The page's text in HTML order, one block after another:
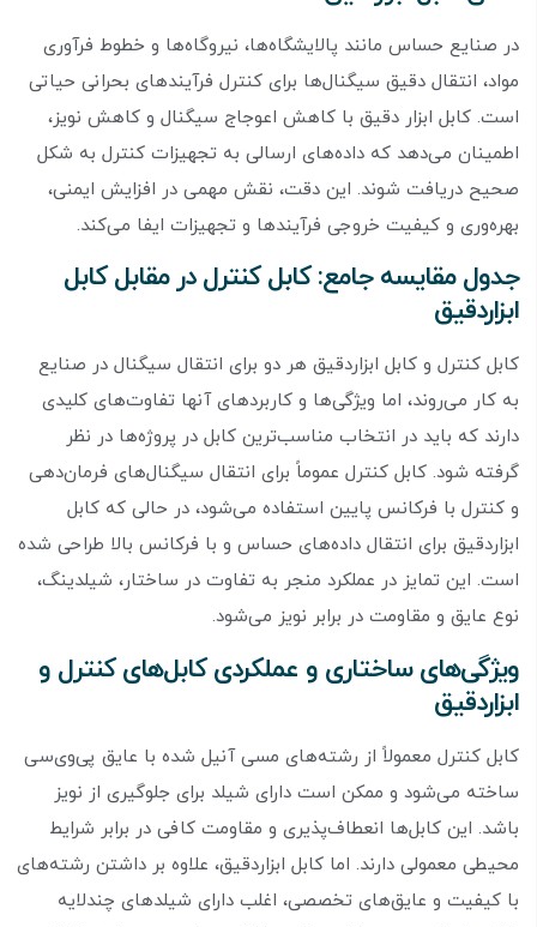
در صنایع حساس مانند پالایشگاه‌ها، نیروگاه‌ها و خطوط فرآوری
مواد، انتقال دقیق سیگنال‌ها برای کنترل فرآیندهای بحرانی حیاتی
است. کابل ابزار دقیق با کاهش اعوجاج سیگنال و کاهش نویز،
اطمینان می‌دهد که داده‌های ارسالی به تجهیزات کنترل به شکل
صحیح دریافت شوند. این دقت، نقش مهمی در افزایش ایمنی،
بهره‌وری و کیفیت خروجی فرآیندها و تجهیزات ایفا می‌کند.
جدول مقایسه جامع: کابل کنترل در مقابل کابل
ابزاردقیق
کابل کنترل و کابل ابزاردقیق هر دو برای انتقال سیگنال در صنایع
به کار می‌روند، اما ویژگی‌ها و کاربردهای آنها تفاوت‌های کلیدی
دارند که باید در انتخاب مناسب‌ترین کابل در پروژه‌ها در نظر
گرفته شود. کابل کنترل عموماً برای انتقال سیگنال‌های فرمان‌دهی
و کنترل با فرکانس پایین استفاده می‌شود، در حالی که کابل
ابزاردقیق برای انتقال داده‌های حساس و با فرکانس بالا طراحی شده
است. این تمایز در عملکرد منجر به تفاوت در ساختار، شیلدینگ،
نوع عایق و مقاومت در برابر نویز می‌شود.
ویژگی‌های ساختاری و عملکردی کابل‌های کنترل و
ابزاردقیق
کابل کنترل معمولاً از رشته‌های مسی آنیل شده با عایق پی‌وی‌سی
ساخته می‌شود و ممکن است دارای شیلد برای جلوگیری از نویز
باشد. این کابل‌ها انعطاف‌پذیری و مقاومت کافی در برابر شرایط
محیطی معمولی دارند. اما کابل ابزاردقیق، علاوه بر داشتن رشته‌های
با کیفیت و عایق‌های تخصصی، اغلب دارای شیلدهای چندلایه